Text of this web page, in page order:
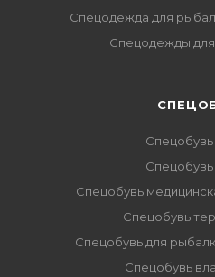
Спецодежда для
Спецодежды
Спецобувь
Спецобувь
Спецобувь
Спецобувь для
Спецобувь